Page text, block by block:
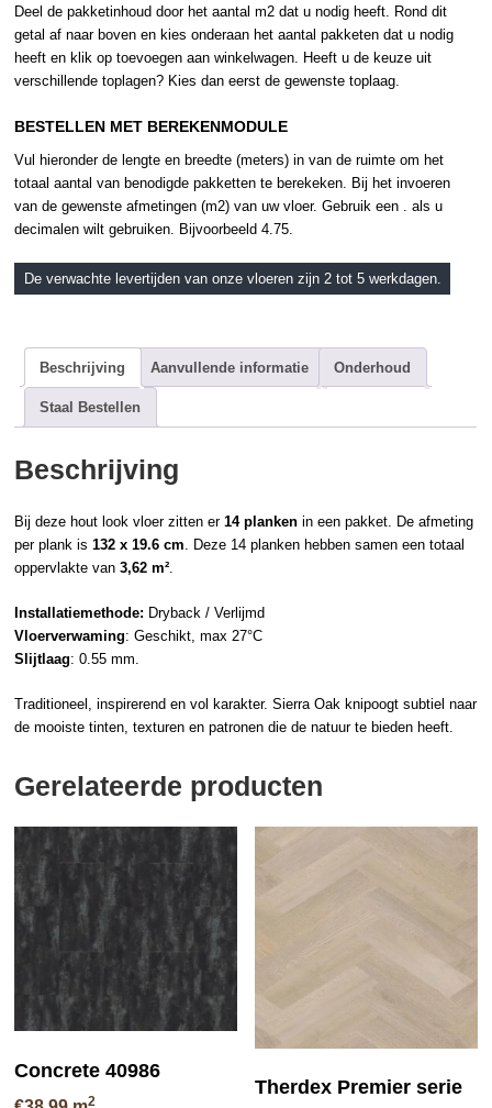
Deel de pakketinhoud door het aantal m2 dat u nodig heeft. Rond dit
getal af naar boven en kies onderaan het aantal pakketen dat u nodig
heeft en klik op toevoegen aan winkelwagen. Heeft u de keuze uit
verschillende toplagen? Kies dan eerst de gewenste toplaag.
BESTELLEN MET BEREKENMODULE
Vul hieronder de lengte en breedte (meters) in van de ruimte om het
totaal aantal van benodigde pakketten te berekeken. Bij het invoeren
van de gewenste afmetingen (m2) van uw vloer. Gebruik een . als u
decimalen wilt gebruiken. Bijvoorbeeld 4.75.
De verwachte levertijden van onze vloeren zijn 2 tot 5 werkdagen.
Beschrijving Aanvullende informatie Onderhoud
Staal Bestellen
Beschrijving
Bij deze hout look vloer zitten er14 planken in een pakket. De afmeting
per plank is132 x 19.6 cm . Deze 14 planken hebben samen een totaal
oppervlakte van3,62 m²
Installatiemethode: Dryback / Verlijmd
Vloerverwaming: Geschikt, max 27°C
Slijtlaag: 0.55 mm.
Traditioneel, inspirerend en vol karakter. Sierra Oak knipoogt subtiel naar
de mooiste tinten, texturen en patronen die de natuur te bieden heeft.
Gerelateerde producten
Concrete 40986
2
Therdex Premier serie